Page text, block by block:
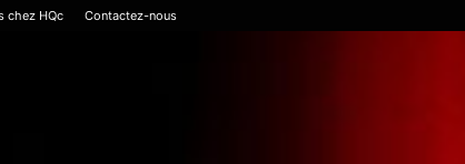
chez HQc Contactez-nous